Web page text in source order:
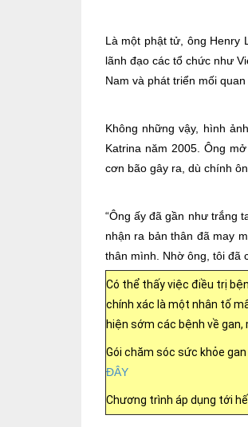
Là một phật tử, ông Henry
lãnh đạo các tổ chức như
Nam và phát triển mối
Không những vậy, hình
Katrina năm 2005. Ông
cơn bão gây ra, dù chính
“Ông ấy đã gần như trắng
nhận ra bản thân đã may
thân mình. Nhờ ông, tôi đã
Có thể thấy việc điều trị
chính xác là một nhân tố
hiện sớm các bệnh về
Gói chăm sóc sức khỏe
ĐÂY
Chương trình áp dụng tới